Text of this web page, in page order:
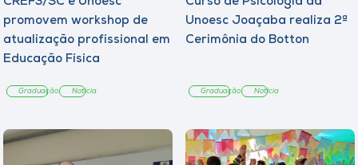
promovem workshop de
atualização profissional em
Educação Física
Graduação Notícia
Unoesc Joaçaba realiza 2ª
Cerimônia do Botton
Graduação Notícia